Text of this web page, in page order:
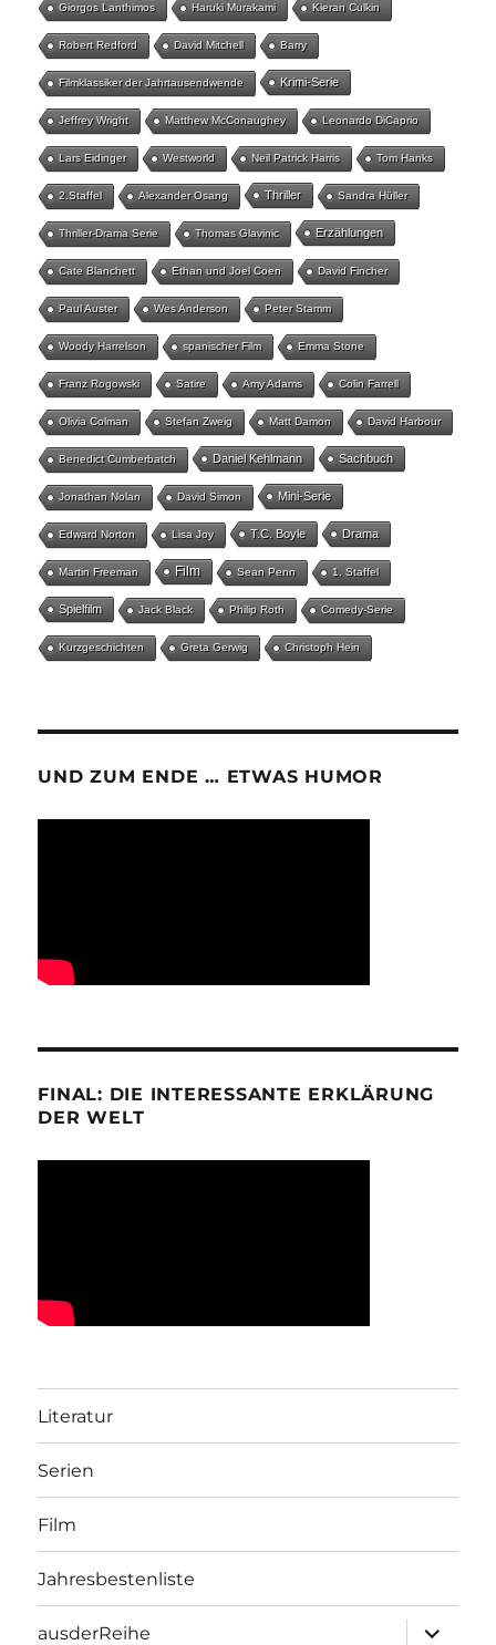
Giorgos Lanthimos Haruki Murakami Kieran Culkin
Robert Redford David Mitchell Barry
Filmklassiker der Jahrtausendwende Krimi-Serie
Jeffrey Wright Matthew McConaughey Leonardo DiCaprio
Lars Eidinger Westworld Neil Patrick Harris Tom Hanks
2.Staffel Alexander Osang Thriller Sandra Hüller
Thriller-Drama Serie Thomas Glavinic Erzählungen
Cate Blanchett Ethan und Joel Coen David Fincher
Paul Auster Wes Anderson Peter Stamm
Woody Harrelson spanischer Film Emma Stone
Franz Rogowski Satire Amy Adams Colin Farrell
Olivia Colman Stefan Zweig Matt Damon David Harbour
Benedict Cumberbatch Daniel Kehlmann Sachbuch
Jonathan Nolan David Simon Mini-Serie
Edward Norton Lisa Joy T.C. Boyle Drama
Martin Freeman Film Sean Penn 1. Staffel
Spielfilm Jack Black Philip Roth Comedy-Serie
Kurzgeschichten Greta Gerwig Christoph Hein
UND ZUM ENDE … ETWAS HUMOR
FINAL: DIE INTERESSANTE ERKLÄRUNG
DER WELT
Literatur
Serien
Film
Jahresbestenliste
ausderReihe